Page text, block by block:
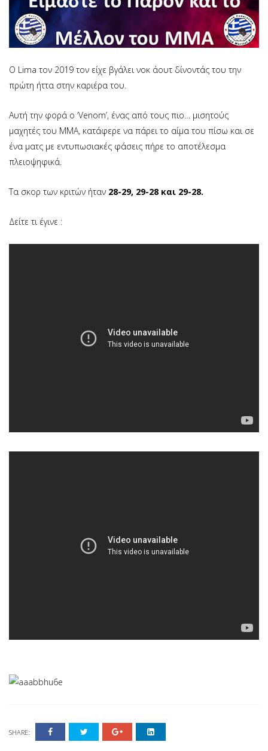
Ο Lima τον 2019 τον είχε βγάλει νοκ άουτ δίνοντάς του την
πρώτη ήττα στην καριέρα του.
Αυτή την φορά ο ‘Venom’, ένας από τους πιο… μισητούς
μαχητές του ΜΜΑ, κατάφερε να πάρει το αίμα του πίσω και σε
ένα ματς με εντυπωσιακές φάσεις πήρε το αποτέλεσμα
πλειοψηφικά.
Τα σκορ των κριτών ήταν 28-29, 29-28 και 29-28.
Δείτε τι έγινε :
SHARE: